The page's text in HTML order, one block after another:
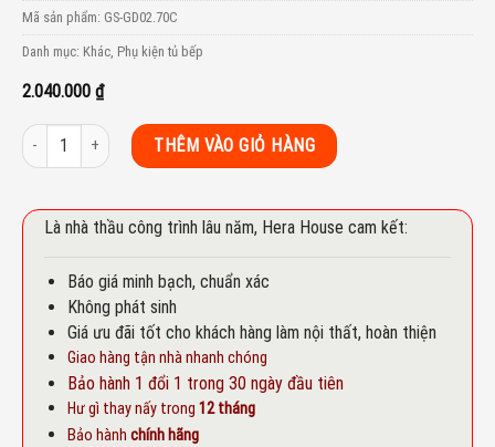
Mã sản phẩm: GS-GD02.70C
Danh mục: Khác, Phụ kiện tủ bếp
2.040.000 ₫
GIÁ BÁT ĐĨA, XOONG NỒI ĐA NĂNG GARIS GD02.70C số lượng
THÊM VÀO GIỎ HÀNG
Là nhà thầu công trình lâu năm, Hera House cam kết:
Báo giá minh bạch, chuẩn xác
Không phát sinh
Giá ưu đãi tốt cho khách hàng làm nội thất, hoàn thiện
Giao hàng tận nhà nhanh chóng
Bảo hành 1 đổi 1 trong 30 ngày đầu tiên
Hư gì thay nấy trong 12 tháng
Bảo hành chính hãng